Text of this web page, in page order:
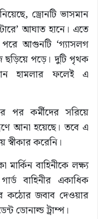
ড্রোনটি ভাসমান
আঘাত হানে। এতে
আগুনটি ‘গ্যাসলগ
ছড়িয়ে পড়ে। দুটি পৃথক
হামলার ফলেই এ
পর কর্মীদের সরিয়ে
আনা হয়েছে। তবে এ
করেনি।
মার্কিন বাহিনীকে লক্ষ্য
বাহিনীর একাধিক
পর কঠোর জবাব দেওয়ার
ডোনাল্ড ট্রাম্প।